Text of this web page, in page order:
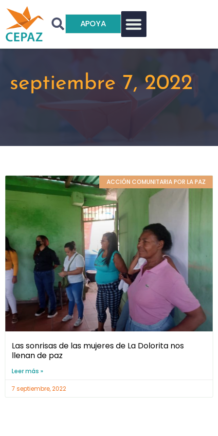
APOYA
septiembre 7, 2022
ACCIÓN COMUNITARIA POR LA PAZ
Las sonrisas de las mujeres de La Dolorita nos
llenan de paz
Leer más »
7 septiembre, 2022